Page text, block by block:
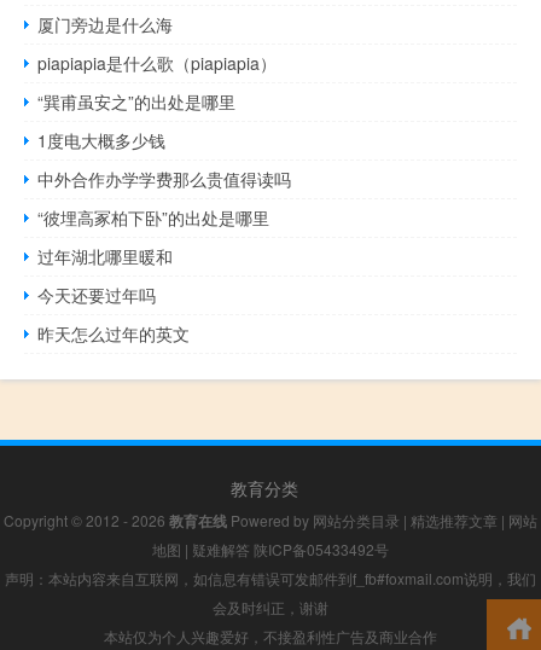
厦门旁边是什么海
piapiapia是什么歌（piapiapia）
“巽甫虽安之”的出处是哪里
1度电大概多少钱
中外合作办学学费那么贵值得读吗
“彼埋高冢柏下卧”的出处是哪里
过年湖北哪里暖和
今天还要过年吗
昨天怎么过年的英文
教育分类
Copyright © 2012 - 2026 教育在线 Powered by 网站分类目录 | 精选推荐文章 | 网站
地图 | 疑难解答 陕ICP备05433492号
声明：本站内容来自互联网，如信息有错误可发邮件到f_fb#foxmail.com说明，我们
会及时纠正，谢谢
本站仅为个人兴趣爱好，不接盈利性广告及商业合作